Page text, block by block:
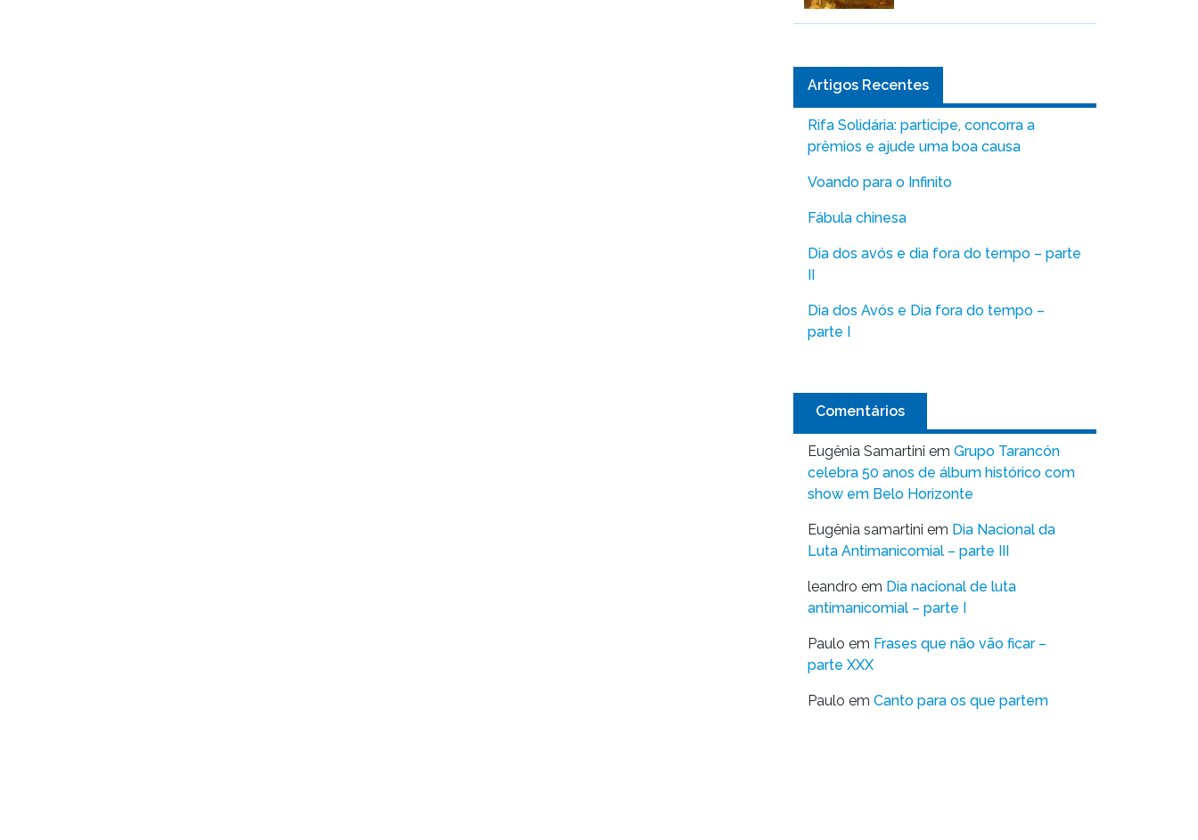
Artigos Recentes
Rifa Solidária: participe, concorra a
prêmios e ajude uma boa causa
Voando para o Infinito
Fábula chinesa
Dia dos avós e dia fora do tempo – parte
II
Dia dos Avós e Dia fora do tempo –
parte I
Comentários
Eugênia Samartini em Grupo Tarancón
celebra 50 anos de álbum histórico com
show em Belo Horizonte
Eugênia samartini em Dia Nacional da
Luta Antimanicomial – parte III
leandro em Dia nacional de luta
antimanicomial – parte I
Paulo em Frases que não vão ficar –
parte XXX
Paulo em Canto para os que partem